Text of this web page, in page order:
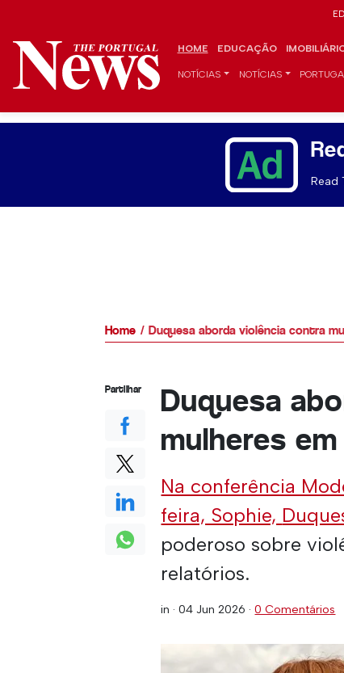
HOME EDUCAÇÃO
NOTÍCIAS NOTÍCIAS
Read
Home Duquesa aborda violência contra
Duquesa
mulheres
Na conferência
feira, Sophie,
poderoso sobre
relatórios.
in ·04 Jun 2026 ·0 Comentários
Partilhar